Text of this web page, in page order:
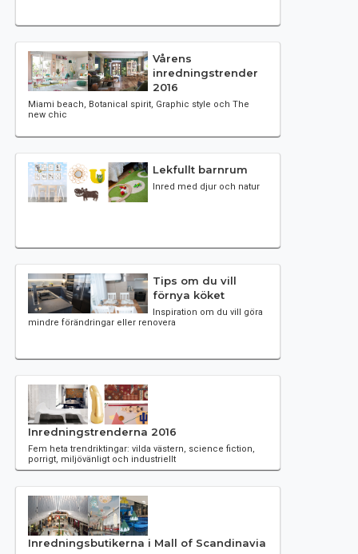
Vårens
inredningstrender
2016
Miami beach, Botanical spirit, Graphic style och The
new chic
Lekfullt barnrum
Inred med djur och natur
Tips om du vill
förnya köket
Inspiration om du vill göra
mindre förändringar eller renovera
Inredningstrenderna 2016
Fem heta trendriktingar: vilda västern, science fiction,
porrigt, miljövänligt och industriellt
Inredningsbutikerna i Mall of Scandinavia